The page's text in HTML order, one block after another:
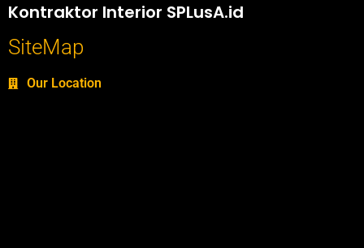
Kontraktor Interior SPLusA.id
SiteMap
Our Location